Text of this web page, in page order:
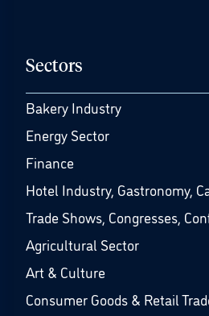
Sectors
Bakery Industry
Energy Sector
Finance
Hotel Industry, Gastronomy,
Trade Shows, Congresses,
Agricultural Sector
Art & Culture
Consumer Goods & Retail